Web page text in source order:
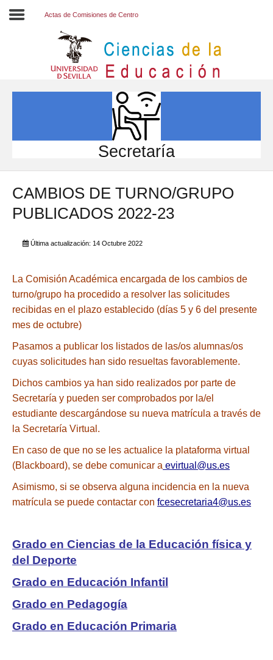
INVESTIGACIÓN
INTERNACIONAL
Directorio FCCE
Actas de Comisiones de Centro
Secretaría
CAMBIOS DE TURNO/GRUPO
PUBLICADOS 2022-23
Última actualización: 14 Octubre 2022
La Comisión Académica encargada de los cambios de
turno/grupo ha procedido a resolver las solicitudes
recibidas en el plazo establecido (días 5 y 6 del presente
mes de octubre)
Pasamos a publicar los listados de las/os alumnas/os
cuyas solicitudes han sido resueltas favorablemente.
Dichos cambios ya han sido realizados por parte de
Secretaría y pueden ser comprobados por la/el
estudiante descargándose su nueva matrícula a través de
la Secretaría Virtual.
En caso de que no se les actualice la plataforma virtual
(Blackboard), se debe comunicar a evirtual@us.es
Asimismo, si se observa alguna incidencia en la nueva
matrícula se puede contactar con fcesecretaria4@us.es
Grado en Ciencias de la Educación física y
del Deporte
Grado en Educación Infantil
Grado en Pedagogía
Grado en Educación Primaria